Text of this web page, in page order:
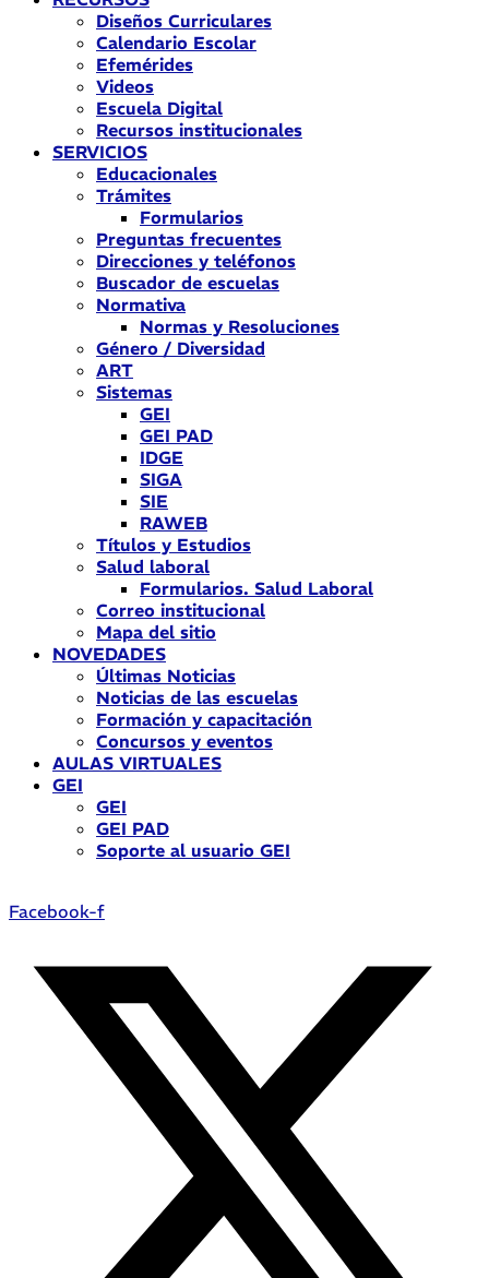
Diseños Curriculares
Calendario Escolar
Efemérides
Videos
Escuela Digital
Recursos institucionales
SERVICIOS
Educacionales
Trámites
Formularios
Preguntas frecuentes
Direcciones y teléfonos
Buscador de escuelas
Normativa
Normas y Resoluciones
Género / Diversidad
ART
Sistemas
GEI
GEI PAD
IDGE
SIGA
SIE
RAWEB
Títulos y Estudios
Salud laboral
Formularios. Salud Laboral
Correo institucional
Mapa del sitio
NOVEDADES
Últimas Noticias
Noticias de las escuelas
Formación y capacitación
Concursos y eventos
AULAS VIRTUALES
GEI
GEI
GEI PAD
Soporte al usuario GEI
Facebook-f